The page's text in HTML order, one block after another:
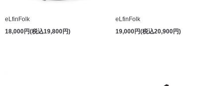
eLfinFolk
18,000円(税込19,800円)
eLfinFolk
19,000円(税込20,900円)